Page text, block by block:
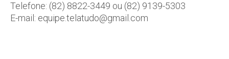
Telefone: (82) 8822-3449 ou (82) 9139-5303
E-mail: equipe.telatudo@gmail.com